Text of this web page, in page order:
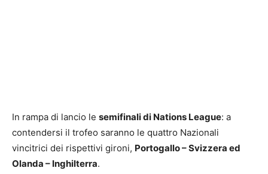
In rampa di lancio le semifinali di Nations League: a
contendersi il trofeo saranno le quattro Nazionali
vincitrici dei rispettivi gironi, Portogallo – Svizzera ed
Olanda – Inghilterra.